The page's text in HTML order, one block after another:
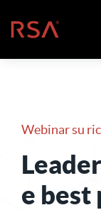
Casa
Webinar su
e best